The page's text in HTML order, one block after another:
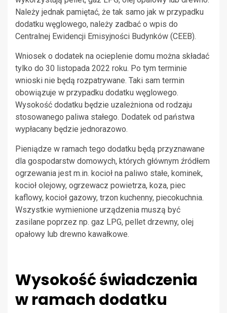
Należy jednak pamiętać, że tak samo jak w przypadku
dodatku węglowego, należy zadbać o wpis do
Centralnej Ewidencji Emisyjności Budynków (CEEB).
Wniosek o dodatek na ocieplenie domu można składać
tylko do 30 listopada 2022 roku. Po tym terminie
wnioski nie będą rozpatrywane. Taki sam termin
obowiązuje w przypadku dodatku węglowego.
Wysokość dodatku będzie uzależniona od rodzaju
stosowanego paliwa stałego. Dodatek od państwa
wypłacany będzie jednorazowo.
Pieniądze w ramach tego dodatku będą przyznawane
dla gospodarstw domowych, których głównym źródłem
ogrzewania jest m.in. kocioł na paliwo stałe, kominek,
kocioł olejowy, ogrzewacz powietrza, koza, piec
kaflowy, kocioł gazowy, trzon kuchenny, piecokuchnia.
Wszystkie wymienione urządzenia muszą być
zasilane poprzez np. gaz LPG, pellet drzewny, olej
opałowy lub drewno kawałkowe.
Wysokość świadczenia
w ramach dodatku